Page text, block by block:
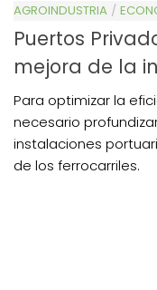
AGROINDUSTRIA /
Puertos
mejora de la
Para optimizar la
necesario
instalaciones
de los ferrocarriles.